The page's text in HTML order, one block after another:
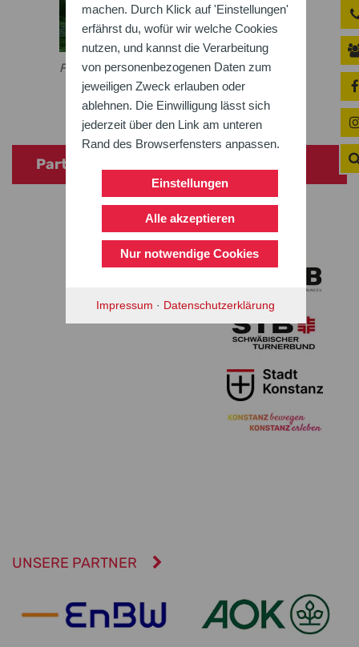
machen. Durch Klick auf 'Einstellungen'
erfährst du, wofür wir welche Cookies
nutzen, und kannst die Verarbeitung
von personenbezogenen Daten zum
jeweiligen Zweck erlauben oder
ablehnen. Die Einwilligung lässt sich
jederzeit über den Link am unteren
Rand des Browserfensters anpassen.
Einstellungen
Alle akzeptieren
Nur notwendige Cookies
Impressum · Datenschutzerklärung
Foto: MTK/A. Mende
Partyschiff
UNSERE PARTNER